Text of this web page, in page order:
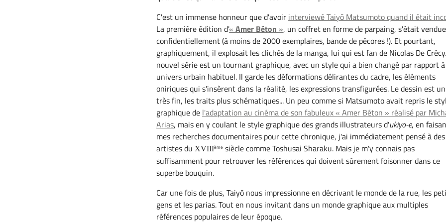
C'est un immense honneur que d'avoir interviewé Taiyō Matsumoto quand il était
La première édition d'«Amer Béton », un coffret en forme de parpaing, s'était vendue
confidentiellement (à moins de 2000 exemplaires, bande de pécores !). Et pourtant,
graphiquement, il explosait les clichés de la manga, lui qui est fan de Nicolas De
nouvel série est un tournant graphique, avec un style qui a bien changé par rapport
univers urbain habituel. Il garde les déformations délirantes du cadre, les éléments
oniriques qui s'insèrent dans la réalité, les expressions transfigurées. Le dessin est
très fin, les traits plus schématiques... Un peu comme si Matsumoto avait repris le
graphique de l'adaptation au cinéma de son fabuleux « Amer Béton » réalisé par
Arias, mais en y coulant le style graphique des grands illustrateurs d'ukiyo-e, en
mes recherches documentaires pour cette chronique, j'ai immédiatement pensé à des
artistes duXVIIIème siècle comme Toshusai Sharaku. Mais je m'y connais pas
suffisamment pour retrouver les références qui doivent sûrement foisonner dans ce
superbe bouquin.
Car une fois de plus, Taiyō nous impressionne en décrivant le monde de la rue, les
gens et les parias. Tout en nous invitant dans un monde graphique aux multiples
références populaires de leur époque.